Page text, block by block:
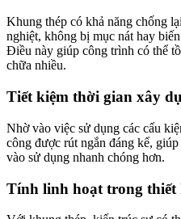
Khung thép có khả năng chống
nghiệt, không bị mục nát hay
Điều này giúp công trình có thể
chữa nhiều.
Tiết kiệm thời gian xây
Nhờ vào việc sử dụng các cấu
công được rút ngắn đáng kể,
vào sử dụng nhanh chóng hơn.
Tính linh hoạt trong thiết